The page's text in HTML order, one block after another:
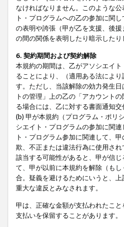
なければなりません。このような
ト・プログラムへの乙の参加に関
の表明や誇張（甲が乙を支援、後
の間の関係を表明したり暗示したり
6. 契約期間および契約解除
本規約の期間は、乙がアソシエイ
ることにより、（適用ある法によ
す。ただし、当該解除の効力発生
トの管理」上の乙の「アカウント
る場合には、乙に対する書面通知
(b) 甲が本規約（プログラム・ポリ
シエイト・プログラムの参加に関
ト・プログラム参加に関連して、
欺、不正または違法行為に使用さ
該当する可能性があると、甲が信
て、甲が以前に本規約を解除（も
合。疑義を避けるためにいうと、
重大な違反とみなされます。
甲は、正確な金額が支払われたこ
支払いを保留することがあります。